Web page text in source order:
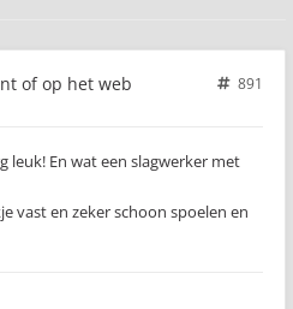
of op het web
891
leuk! En wat een slagwerker met
vast en zeker schoon spoelen en